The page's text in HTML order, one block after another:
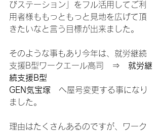
びステーション」をフル活用してご利
用者様ももっともっと見地を広げて頂
きたいなと言う目標が出来ました。
そのような事もあり今年は、就労継続
支援B型ワークエール高司　⇒ 就労継
続支援B型
GEN気宝塚 へ屋号変更する事になり
ました。
理由はたくさんあるのですが、ワーク